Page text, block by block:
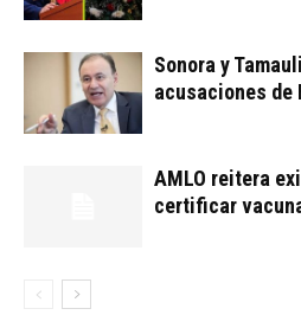
Sonora y
acusaciones de
AMLO reitera
certificar